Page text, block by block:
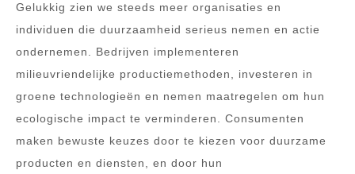
Gelukkig zien we steeds meer organisaties en
individuen die duurzaamheid serieus nemen en actie
ondernemen. Bedrijven implementeren
milieuvriendelijke productiemethoden, investeren in
groene technologieën en nemen maatregelen om hun
ecologische impact te verminderen. Consumenten
maken bewuste keuzes door te kiezen voor duurzame
producten en diensten, en door hun